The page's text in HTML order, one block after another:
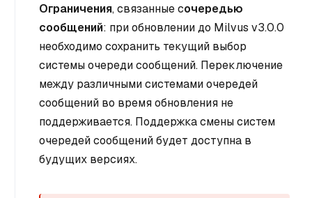
Ограничения, связанные сочередью
сообщений: при обновлении до Milvus v3.0.0
необходимо сохранить текущий выбор
системы очереди сообщений. Переключение
между различными системами очередей
сообщений во время обновления не
поддерживается. Поддержка смены систем
очередей сообщений будет доступна в
будущих версиях.